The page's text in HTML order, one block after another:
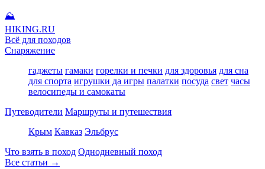
⛰
HIKING.RU
Всё для походов
Снаряжение
гаджеты гамаки горелки и печки для здоровья для сна
для спорта игрушки да игры палатки посуда свет часы
велосипеды и самокаты
Путеводители Маршруты и путешествия
Крым Кавказ Эльбрус
Что взять в поход Однодневный поход
Все статьи →